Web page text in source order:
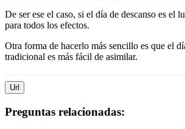
De ser ese el caso, si el día de descanso es el
para todos los efectos.
Otra forma de hacerlo más sencillo es que el
tradicional es más fácil de asimilar.
Url
Preguntas relacionadas: